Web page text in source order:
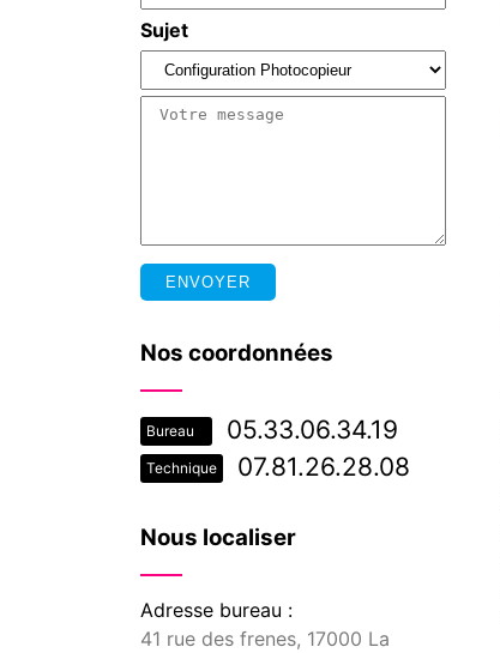
Sujet
Nos coordonnées
Bureau 05.33.06.34.19
Technique 07.81.26.28.08
Nous localiser
Adresse bureau :
41 rue des frenes, 17000 La